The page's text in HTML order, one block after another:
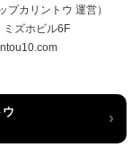
カリントウ 運営）
ズホビル6F
›